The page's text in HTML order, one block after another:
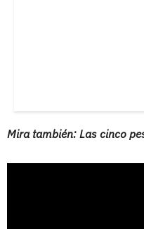
Mira también: Las cinco